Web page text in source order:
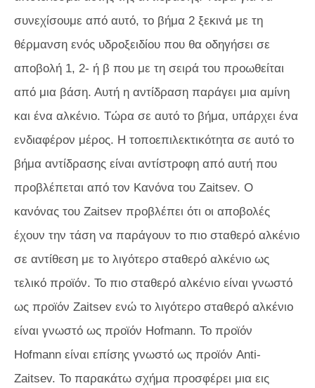
συνεχίσουμε από αυτό, το βήμα 2 ξεκινά με τη
θέρμανση ενός υδροξειδίου που θα οδηγήσει σε
αποβολή 1, 2- ή β που με τη σειρά του προωθείται
από μια βάση. Αυτή η αντίδραση παράγει μια αμίνη
και ένα αλκένιο. Τώρα σε αυτό το βήμα, υπάρχει ένα
ενδιαφέρον μέρος. Η τοποεπιλεκτικότητα σε αυτό το
βήμα αντίδρασης είναι αντίστροφη από αυτή που
προβλέπεται από τον Κανόνα του Zaitsev. Ο
κανόνας του Zaitsev προβλέπει ότι οι αποβολές
έχουν την τάση να παράγουν το πιο σταθερό αλκένιο
σε αντίθεση με το λιγότερο σταθερό αλκένιο ως
τελικό προϊόν. Το πιο σταθερό αλκένιο είναι γνωστό
ως προϊόν Zaitsev ενώ το λιγότερο σταθερό αλκένιο
είναι γνωστό ως προϊόν Hofmann. Το προϊόν
Hofmann είναι επίσης γνωστό ως προϊόν Anti-
Zaitsev. Το παρακάτω σχήμα προσφέρει μια εις